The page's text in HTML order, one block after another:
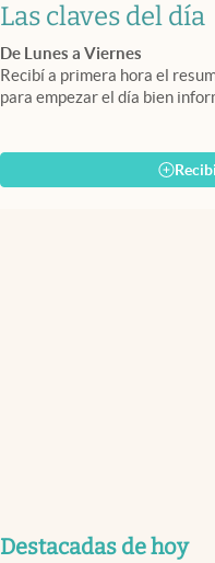
Las claves del día
De Lunes a Viernes
Recibí a primera hora el
para empezar el día bien
Destacadas de hoy